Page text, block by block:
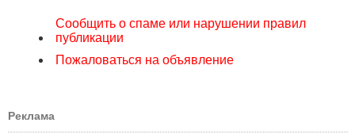
Сообщить о спаме или нарушении правил
публикации
Пожаловаться на объявление
Реклама